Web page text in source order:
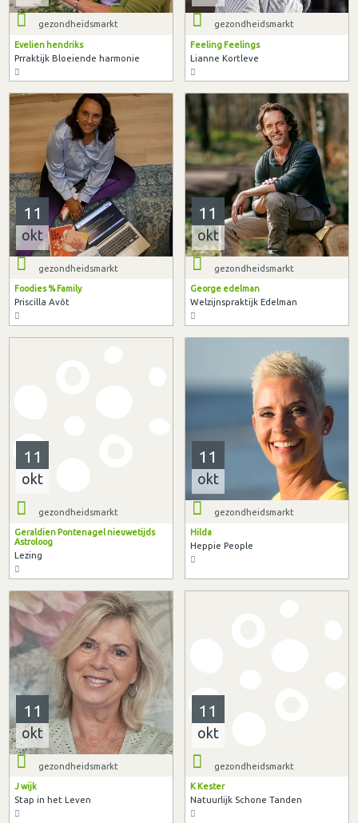
gezondheidsmarkt
Evelien hendriks
Prraktijk Bloeiende harmonie
gezondheidsmarkt
Feeling Feelings
Lianne Kortleve
11
okt
gezondheidsmarkt
Foodies % Family
Priscilla Avôt
11
okt
gezondheidsmarkt
George edelman
Welzijnspraktijk Edelman
11
okt
gezondheidsmarkt
Geraldien Pontenagel nieuwetijds
Astroloog
Lezing
11
okt
gezondheidsmarkt
Hilda
Heppie People
11
okt
gezondheidsmarkt
J wijk
Stap in het Leven
11
okt
gezondheidsmarkt
K Kester
Natuurlijk Schone Tanden